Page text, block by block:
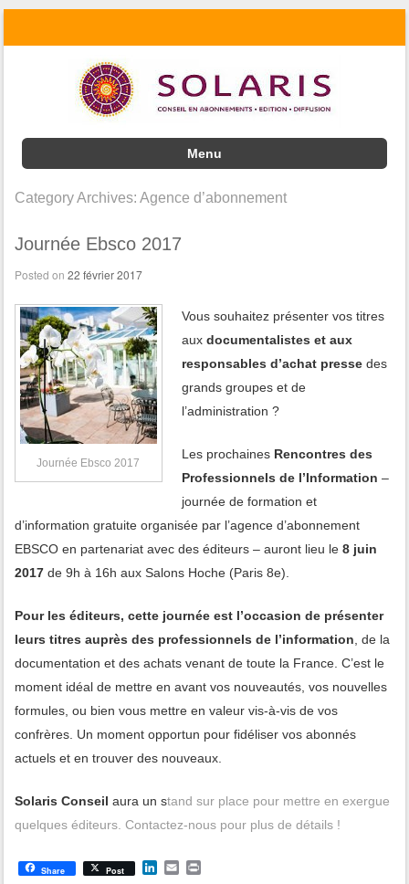
Menu
Category Archives: Agence d’abonnement
Journée Ebsco 2017
Posted on 22 février 2017
Journée Ebsco 2017
Vous souhaitez présenter vos titres
auxdocumentalistes et aux
responsables d’achat pressedes
grands groupes et de
l’administration ?
Les prochaines Rencontres des
Professionnels de l’Information –
journée de formation et
d’information gratuite organisée par l’agence d’abonnement
EBSCO en partenariat avec des éditeurs – auront lieu le 8 juin
2017de 9h à 16h aux Salons Hoche (Paris 8e).
Pour les éditeurs, cette journée est l’occasion de présenter
leurs titres auprès des professionnels de l’information , de la
documentation et des achats venant de toute la France. C’est le
moment idéal de mettre en avant vos nouveautés, vos nouvelles
formules, ou bien vous mettre en valeur vis-à-vis de vos
confrères. Un moment opportun pour fidéliser vos abonnés
actuels et en trouver des nouveaux.
Solaris Conseil aura un stand sur place pour mettre en exergue
quelques éditeurs. Contactez-nous pour plus de détails !
Share Post
L
E